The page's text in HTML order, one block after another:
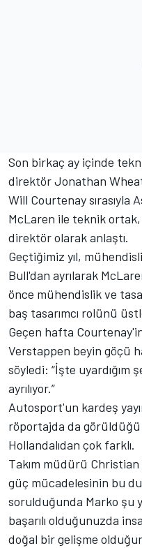
Son birkaç ay içinde
direktör Jonathan
Will Courtenay sırasıyla
McLaren ile teknik
direktör olarak anlaştı.
Geçtiğimiz yıl,
Bull'dan ayrılarak
önce mühendislik ve
baş tasarımcı rolünü
Geçen hafta Courtenay'in
Verstappen beyin göçü
söyledi: “İşte uyardığım
ayrılıyor.”
Autosport'un kardeş
röportajda da görüldüğü
Hollandalıdan çok farklı.
Takım müdürü
güç mücadelesinin bu
sorulduğunda Marko şu
başarılı olduğunuzda
doğal bir gelişme